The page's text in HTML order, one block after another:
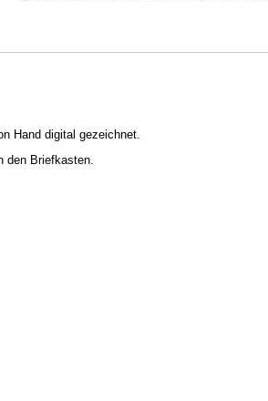
Hand digital gezeichnet.
den Briefkasten.